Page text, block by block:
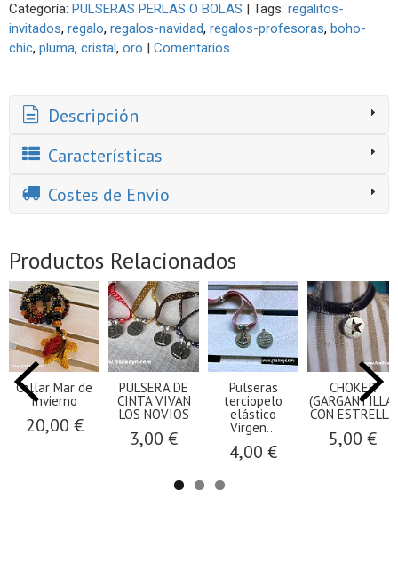
Categoría: PULSERAS PERLAS O BOLAS | Tags: regalitos-
invitados regalo regalos-navidad regalos-profesoras boho-
chic pluma cristal oro | Comentarios
Descripción
Características
Costes de Envío
Productos Relacionados
Collar Mar de
Invierno
20,00 €
PULSERA DE
CINTA VIVAN
LOS NOVIOS
3,00 €
Pulseras
terciopelo
elástico
Virgen...
4,00 €
CHOKER
(GARGANTILLA)
CON ESTRELLA
5,00 €